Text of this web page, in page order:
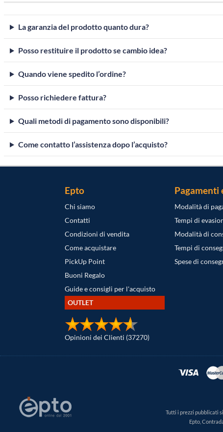
La garanzia del prodotto quanto dura?
Posso restituire il prodotto se cambio idea?
Quando viene spedito l’ordine?
Posso richiedere fattura?
Quali metodi di pagamento sono disponibili?
Come contatto l’assistenza dopo l’acquisto?
Epto
Chi siamo
Contatti
Condizioni di vendita
Come acquistare
PickUp Point
Buoni Regalo
Guide e consigli per l'acquisto
OUTLET
Opinioni dei Clienti (37270)
Pagamenti
Modalità di
Tempi di
Modalità di
Tempi di
Spese di
Tutti i prezzi pubblicati
Epto,